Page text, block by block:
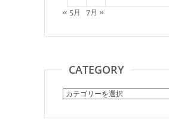
« 5月
7月 »
CATEGORY
Category